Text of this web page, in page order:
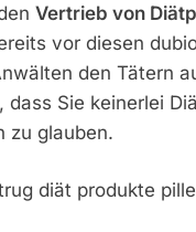
Vertrieb von
vor diesen
den Tätern
dass Sie keinerlei
zu glauben.